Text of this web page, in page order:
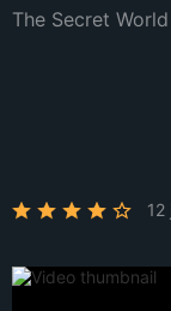
The Secret
12